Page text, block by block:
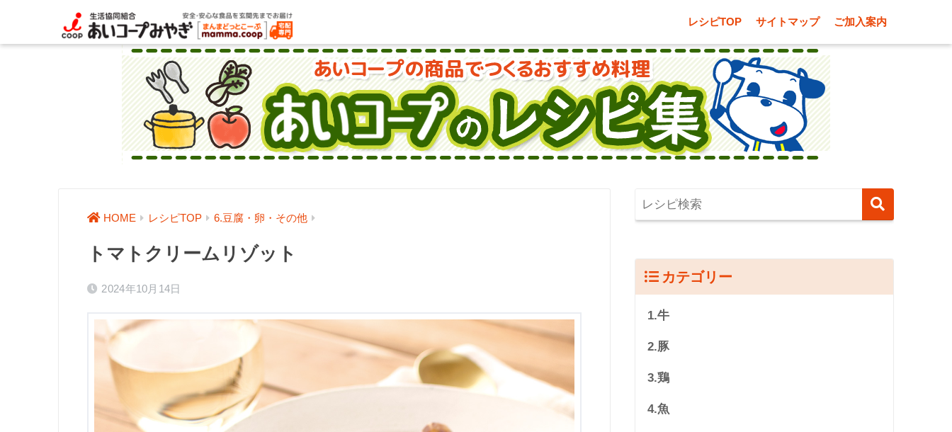
レシピTOP サイトマップ ご加入案内
HOME レシピTOP 6.豆腐・卵・その他
トマトクリームリゾット
2024年10月14日
カテゴリー
1.牛
2.豚
3.鶏
4.魚